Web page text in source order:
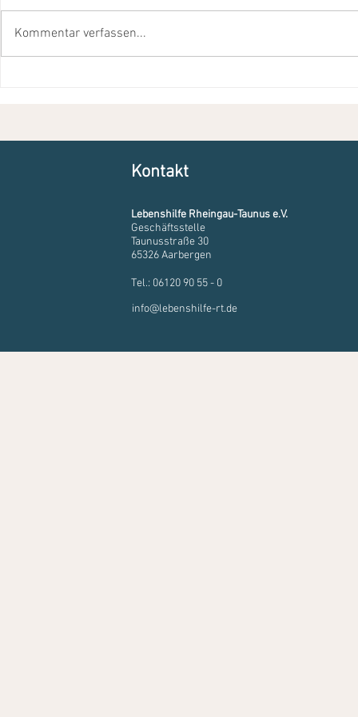
Kommentar verfassen...
Kontakt
Lebenshilfe Rheingau-Taunus e.V.
Geschäftsstelle
Taunusstraße 30
65326 Aarbergen
Tel.: 06120 90 55 - 0
info@lebenshilfe-rt.de